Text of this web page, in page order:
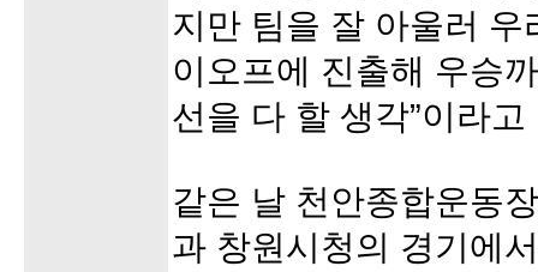
지만 팀을 잘 아울러
이오프에 진출해 우승
선을 다 할 생각”이라고
같은 날 천안종합운동
과 창원시청의 경기에